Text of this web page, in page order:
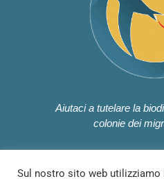
Aiutaci a tutelare la
colonie dei
Sul nostro sito web